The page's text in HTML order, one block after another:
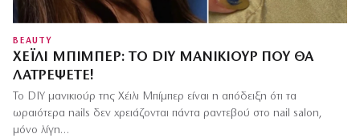
BEAUTY
ΧΈΙΛΙ ΜΠΊΜΠΕΡ: ΤΟ DIY ΜΑΝΙΚΙΟΎΡ ΠΟΥ ΘΑ
ΛΑΤΡΈΨΕΤΕ!
Το DIY μανικιούρ της Χέιλι Μπίμπερ είναι η απόδειξη ότι τα
ωραιότερα nails δεν χρειάζονται πάντα ραντεβού στο nail salon,
μόνο λίγη…